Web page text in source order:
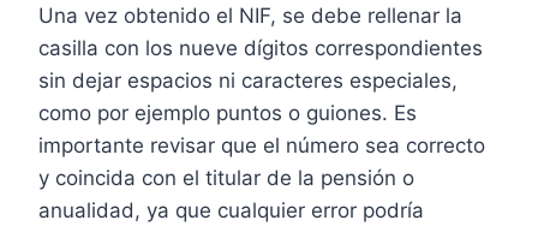
Una vez obtenido el NIF, se debe rellenar la
casilla con los nueve dígitos correspondientes
sin dejar espacios ni caracteres especiales,
como por ejemplo puntos o guiones. Es
importante revisar que el número sea correcto
y coincida con el titular de la pensión o
anualidad, ya que cualquier error podría